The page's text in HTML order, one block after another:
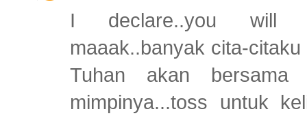
I declare..you will
maaak..banyak cita-
Tuhan akan bersama
mimpinya...toss untuk